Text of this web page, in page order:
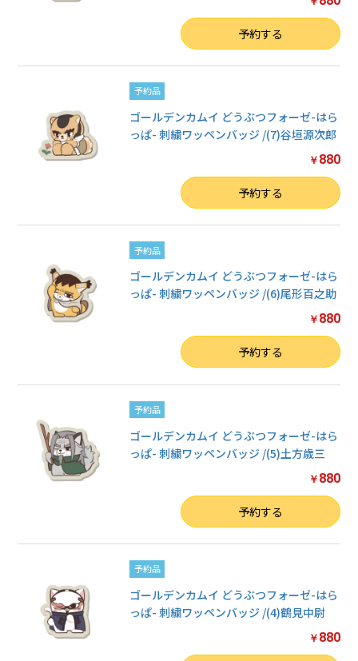
予約する
予約品
ゴールデンカムイ どうぶつフォーゼ-はら
っぱ- 刺繍ワッペンバッジ /(7)谷垣源次郎
￥ 880
予約する
予約品
ゴールデンカムイ どうぶつフォーゼ-はら
っぱ- 刺繍ワッペンバッジ /(6)尾形百之助
￥ 880
予約する
予約品
ゴールデンカムイ どうぶつフォーゼ-はら
っぱ- 刺繍ワッペンバッジ /(5)土方歳三
￥ 880
予約する
予約品
ゴールデンカムイ どうぶつフォーゼ-はら
っぱ- 刺繍ワッペンバッジ /(4)鶴見中尉
￥ 880